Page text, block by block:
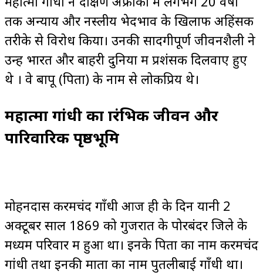
तक अन्याय और नस्लीय भेदभाव के खिलाफ अहिंसक
तरीके से विरोध किया। उनकी सादगीपूर्ण जीवनशैली ने
उन्हें भारत और बाहरी दुनिया में प्रशंसक दिलवाए हुए
थे । वे बापू (पिता) के नाम से लोकप्रिय थे।
महात्मा गांधी का प्रारंभिक जीवन और
पारिवारिक पृष्ठभूमि
मोहनदास करमचंद गाँधी आज ही के दिन यानी 2
अक्टूबर साल 1869 को गुजरात के पोरबंदर जिले के
मध्यम परिवार में हुआ था। इनके पिता का नाम करमचंद
गांधी तथा इनकी माता का नाम पुतलीबाई गाँधी था।